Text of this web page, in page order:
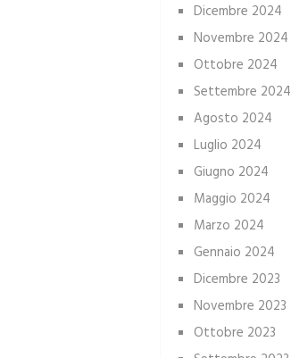
Dicembre 2024
Novembre 2024
Ottobre 2024
Settembre 2024
Agosto 2024
Luglio 2024
Giugno 2024
Maggio 2024
Marzo 2024
Gennaio 2024
Dicembre 2023
Novembre 2023
Ottobre 2023